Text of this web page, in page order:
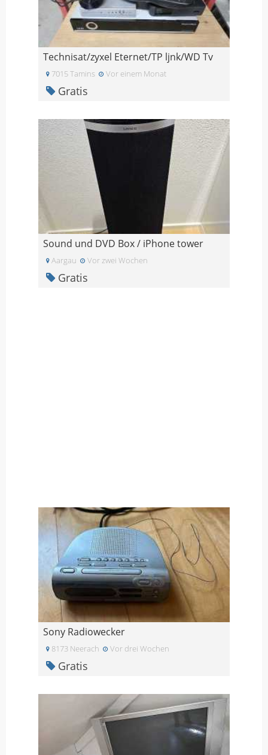
Technisat/zyxel Eternet/TP ljnk/WD Tv
7015 Tamins Vor einem Monat
Gratis
Sound und DVD Box / iPhone tower
Aargau Vor zwei Wochen
Gratis
Sony Radiowecker
8173 Neerach Vor drei Wochen
Gratis